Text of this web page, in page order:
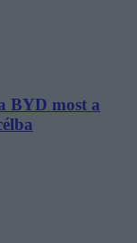
BYD most a